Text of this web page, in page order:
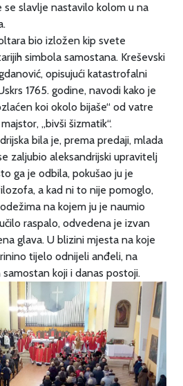
se slavlje nastavilo kolom u na
bio izložen kip svete
simbola samostana. Kreševski
opisujući katastrofalni
1765. godine, navodi kako je
koi okolo bijaše“ od vatre
„bivši šizmatik“.
bila je, prema predaji, mlada
zaljubio aleksandrijski upravitelj
ga je odbila, pokušao ju je
a kad ni to nije pomoglo,
na kojem ju je naumio
raspalo, odvedena je izvan
glava. U blizini mjesta na koje
tijelo odnijeli anđeli, na
koji i danas postoji.